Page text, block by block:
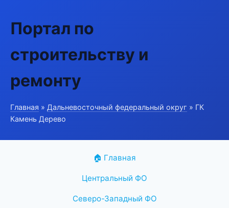
Портал по
строительству и
ремонту
Главная » Дальневосточный федеральный округ » ГК
Камень Дерево
🏠 Главная
Центральный ФО
Северо-Западный ФО